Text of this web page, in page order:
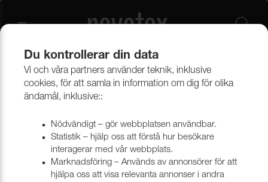
Beklädnadsmaterial Möbeltyger Alla möbeltyger
Du kontrollerar din data
Vi och våra partners använder teknik, inklusive
cookies, för att samla in information om dig för olika
ändamål, inklusive::
Nödvändigt – gör webbplatsen användbar.
Statistik – hjälp oss att förstå hur besökare
interagerar med vår webbplats.
Marknadsföring – Används av annonsörer för att
hjälpa oss att visa relevanta annonser i andra